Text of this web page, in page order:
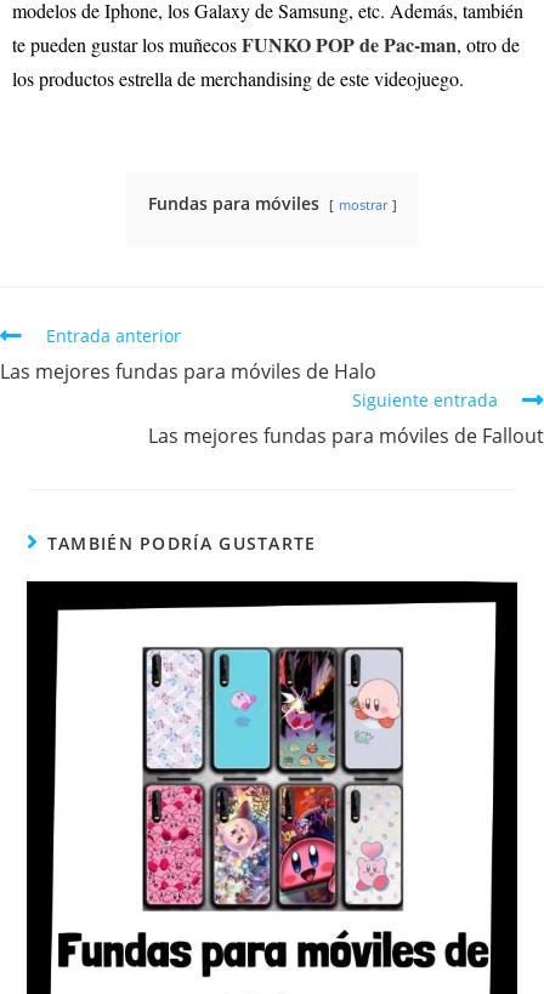
modelos de Iphone, los Galaxy de Samsung, etc. Además, también
te pueden gustar los muñecosFUNKO POP de Pac-man, otro de
los productos estrella de merchandising de este videojuego.
Fundas para móviles mostrar
Entrada anterior
Las mejores fundas para móviles de Halo
Siguiente entrada
Las mejores fundas para móviles de Fallout
TAMBIÉN PODRÍA GUSTARTE